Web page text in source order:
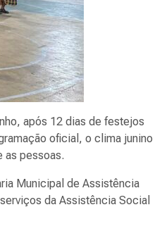
após 12 dias de festejos
oficial, o clima junino
as pessoas.
Municipal de Assistência
da Assistência Social